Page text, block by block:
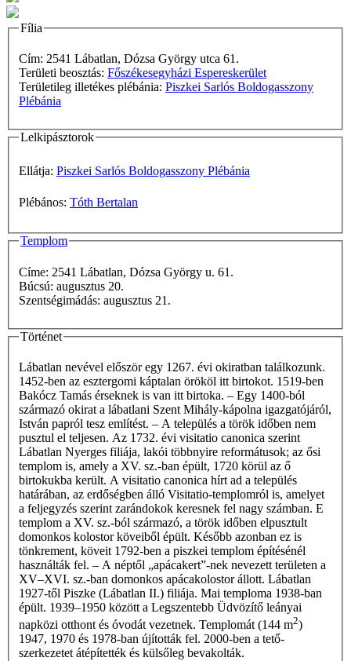
Fília
Cím: 2541 Lábatlan, Dózsa György utca 61.
Területi beosztás: Főszékesegyházi Espereskerület
Területileg illetékes plébánia: Piszkei Sarlós Boldogasszony
Plébánia
Lelkipásztorok
Ellátja: Piszkei Sarlós Boldogasszony Plébánia
Plébános: Tóth Bertalan
Templom
Címe: 2541 Lábatlan, Dózsa György u. 61.
Búcsú: augusztus 20.
Szentségimádás: augusztus 21.
Történet
Lábatlan nevével először egy 1267. évi okiratban találkozunk.
1452-ben az esztergomi káptalan örököl itt birtokot. 1519-ben
Bakócz Tamás érseknek is van itt birtoka. – Egy 1400-ból
származó okirat a lábatlani Szent Mihály-kápolna igazgatójáról,
István papról tesz említést. – A település a török időben nem
pusztul el teljesen. Az 1732. évi visitatio canonica szerint
Lábatlan Nyerges filiája, lakói többnyire reformátusok; az ősi
templom is, amely a XV. sz.-ban épült, 1720 körül az ő
birtokukba került. A visitatio canonica hírt ad a település
határában, az erdőségben álló Visitatio-templomról is, amelyet
a feljegyzés szerint zarándokok keresnek fel nagy számban. E
templom a XV. sz.-ból származó, a török időben elpusztult
domonkos kolostor köveiből épült. Később azonban ez is
tönkrement, köveit 1792-ben a piszkei templom építésénél
használták fel. – A néptől „apácakert”-nek nevezett területen a
XV–XVI. sz.-ban domonkos apácakolostor állott. Lábatlan
1927-től Piszke (Lábatlan II.) filiája. Mai temploma 1938-ban
épült. 1939–1950 között a Legszentebb Üdvözítő leányai
napközi otthont és óvodát vezetnek. Templomát (144 m2)
1947, 1970 és 1978-ban újították fel. 2000-ben a tető-
szerkezetet átépítették és külsőleg bevakolták.